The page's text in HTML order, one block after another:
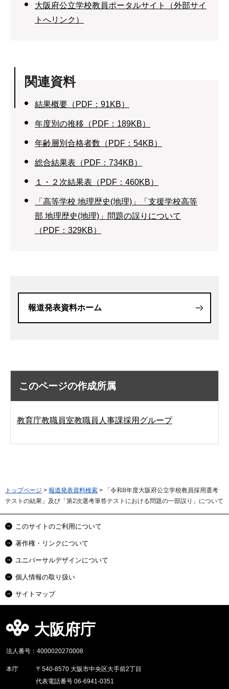
大阪府公立学校教員ポータルサイト（外部サイ
トへリンク）
関連資料
結果概要（PDF：91KB）
年度別の推移（PDF：189KB）
年齢層別合格者数（PDF：54KB）
総合結果表（PDF：734KB）
１・２次結果表（PDF：460KB）
「高等学校 地理歴史(地理)」「支援学校高等
部 地理歴史(地理)」問題の誤りについて
（PDF：329KB）
報道発表資料ホーム
このページの作成所属
教育庁教職員室教職員人事課採用グループ
トップページ > 報道発表資料検索 > 「令和8年度大阪府公立学校教員採用選考
テストの結果」及び「第2次選考筆答テストにおける問題の一部誤り」について
このサイトのご利用について
著作権・リンクについて
ユニバーサルデザインについて
個人情報の取り扱い
サイトマップ
大阪府庁
法人番号：4000020270008
本庁
〒540-8570 大阪市中央区大手前2丁目
代表電話番号 06-6941-0351